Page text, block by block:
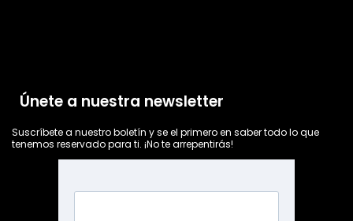
Únete a nuestra newsletter
Suscríbete a nuestro boletín y se el primero en saber todo lo que
tenemos reservado para ti. ¡No te arrepentirás!